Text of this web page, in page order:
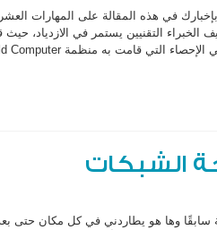
في هذه المقالة على المهارات
الشبكات
سابقًا وها هو يطاردني في كل مكان حتى